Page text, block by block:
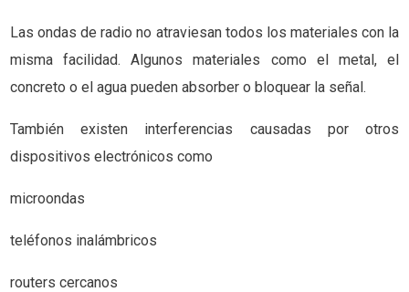
Las ondas de radio no atraviesan todos los materiales con la
misma facilidad. Algunos materiales como el metal, el
concreto o el agua pueden absorber o bloquear la señal.
También existen interferencias causadas por otros
dispositivos electrónicos como
microondas
teléfonos inalámbricos
routers cercanos